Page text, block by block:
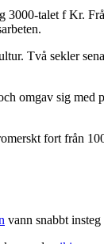
3000-talet f Kr.
Två sekler
omgav sig
fort från
vann snabbt